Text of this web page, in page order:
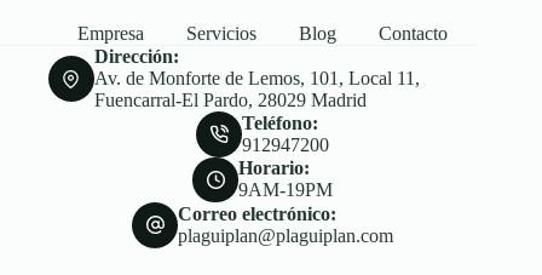
Empresa Servicios Blog
Contacto
Dirección:
Av. de Monforte de Lemos, 101, Local 11,
Fuencarral-El Pardo, 28029 Madrid
Teléfono:
912947200
Horario:
9AM-19PM
Correo electrónico:
plaguiplan@plaguiplan.com